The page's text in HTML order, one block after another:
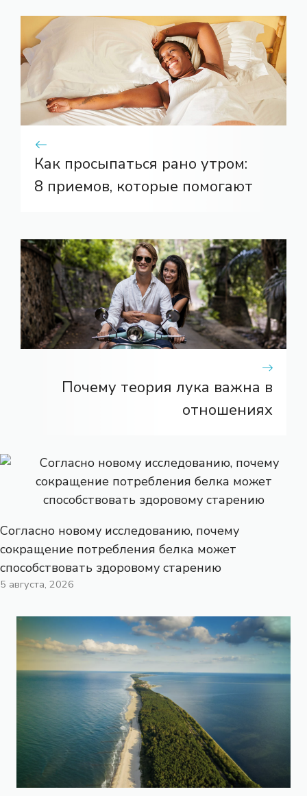
Как просыпаться рано утром:
8 приемов, которые помогают
Почему теория лука важна в
отношениях
Согласно новому исследованию, почему
сокращение потребления белка может
способствовать здоровому старению
5 августа, 2026